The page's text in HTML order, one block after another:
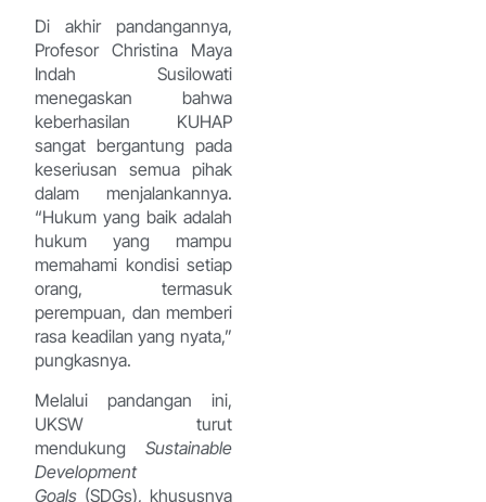
Di akhir pandangannya,
Profesor Christina Maya
Indah Susilowati
menegaskan bahwa
keberhasilan KUHAP
sangat bergantung pada
keseriusan semua pihak
dalam menjalankannya.
“Hukum yang baik adalah
hukum yang mampu
memahami kondisi setiap
orang, termasuk
perempuan, dan memberi
rasa keadilan yang nyata,”
pungkasnya.
Melalui pandangan ini,
UKSW turut
mendukung Sustainable
Development
Goals (SDGs), khususnya